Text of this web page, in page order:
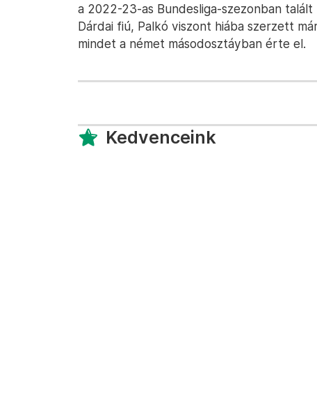
a 2022-23-as Bundesliga-szezonban
Dárdai fiú, Palkó viszont hiába szerzett
mindet a német másodosztáyban érte el.
Kedvenceink